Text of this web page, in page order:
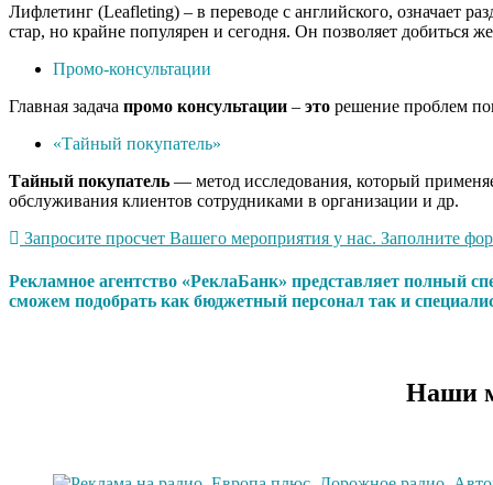
Лифлетинг (Leafleting) – в переводе с английского, означает
стар, но крайне популярен и сегодня. Он позволяет добиться
Промо-консультации
Главная задача промо консультации – это решение проблем
«Тайный покупатель»
Тайный покупатель — метод исследования, который
обслуживания клиентов сотрудниками в организации и др.
Запросите просчет Вашего мероприятия у нас. Заполните
Рекламное агентство «РеклаБанк» представляет
сможем подобрать как бюджетный персонал так и
Наши